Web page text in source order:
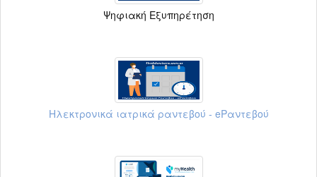
Ψηφιακή Εξυπηρέτηση
Ηλεκτρονικά ιατρικά ραντεβού - eΡαντεβού